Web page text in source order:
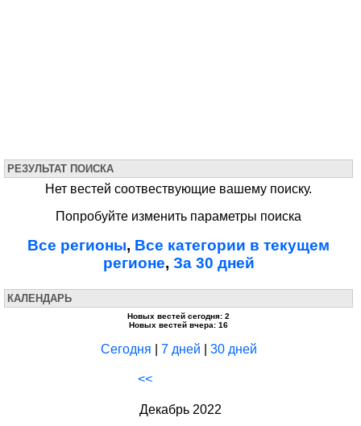
РЕЗУЛЬТАТ ПОИСКА
Нет вестей соотвествующие вашему поиску.
Попробуйте изменить параметры поиска
Все регионы, Все категории в текущем
регионе, За 30 дней
КАЛЕНДАРЬ
Новых вестей сегодня: 2
Новых вестей вчера: 16
Сегодня 7 дней 30 дней
<<
Декабрь 2022